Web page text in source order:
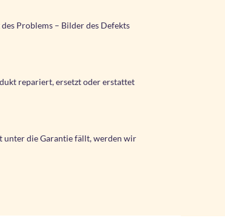
Problems – Bilder des Defekts
repariert, ersetzt oder erstattet
unter die Garantie fällt, werden wir